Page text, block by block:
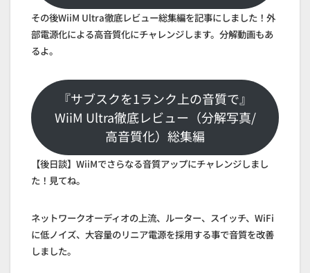
その後WiiM Ultra徹底レビュー総集編を記事にしました！外
部電源化による高音質化にチャレンジします。分解動画もあ
るよ。
『サブスクを1ランク上の音質で』
WiiM Ultra徹底レビュー（分解写真/
高音質化）総集編
【後日談】WiiMでさらなる音質アップにチャレンジしまし
た！見てね。
ネットワークオーディオの上流、ルーター、スイッチ、WiFi
に低ノイズ、大容量のリニア電源を採用する事で音質を改善
しました。